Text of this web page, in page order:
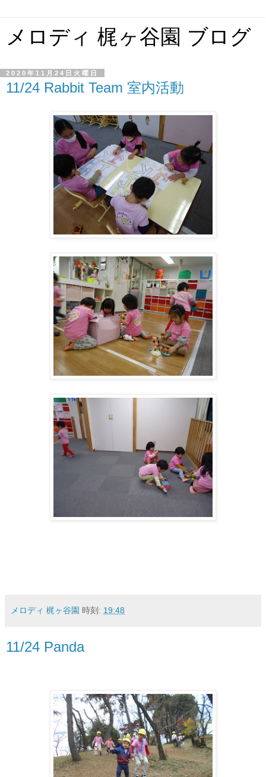
メロディ 梶ヶ谷園 ブログ
2020年11月24日火曜日
11/24 Rabbit Team 室内活動
メロディ 梶ヶ谷園 時刻: 19:48
11/24 Panda